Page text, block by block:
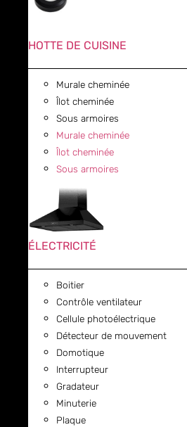
HOTTE DE CUISINE
Murale cheminée
Îlot cheminée
Sous armoires
Murale cheminée
Îlot cheminée
Sous armoires
ÉLECTRICITÉ
Boitier
Contrôle ventilateur
Cellule photoélectrique
Détecteur de mouvement
Domotique
Interrupteur
Gradateur
Minuterie
Plaque